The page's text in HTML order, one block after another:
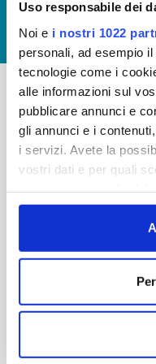
Uso responsabile dei
Noi e i nostri 1022
personali, ad esempio
tecnologie come i
alle informazioni sul
pubblicare annunci e
gli annunci e i
i servizi. Avete la
vostri dati e per quali
in cui avete effettuato
modificare o revocare
momento dalla
Con il tuo consenso,
raccogliere
Publiacqua S.p.A
Via Villamagna 90/c -
50126 Fi
Tel. +39 055688903
Reg Imprese Firenze